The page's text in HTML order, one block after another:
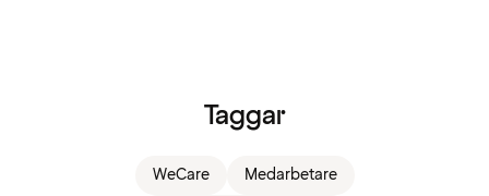
Taggar
WeCare
Medarbetare